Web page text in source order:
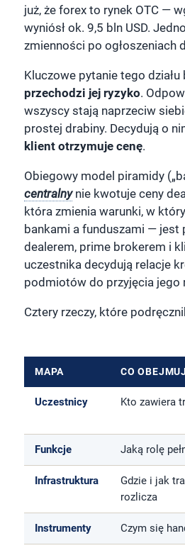
już, że forex to rynek OTC —
wyniósł ok. 9,5 bln USD.
zmienności po ogłoszeniach
Kluczowe pytanie tego działu
przechodzi jej ryzyko.
wszyscy stają naprzeciw
prostej drabiny. Decydują o
klient otrzymuje cenę.
Obiegowy model piramidy
centralnynie kwotuje ceny
która zmienia warunki, w
bankami a funduszami — jest
dealerem, prime brokerem i
uczestnika decydują relacje
podmiotów do przyjęcia jego
Cztery rzeczy, które
MAPA CO
Uczestnicy Kto zawiera
Funkcje Jaką rolę
Infrastruktura
Gdzie i jak
rozlicza
Instrumenty Czym się